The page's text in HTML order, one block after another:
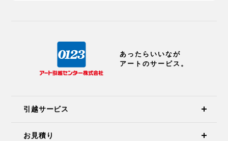
あったらいいなが
アートのサービス。
引越サービス
お見積り